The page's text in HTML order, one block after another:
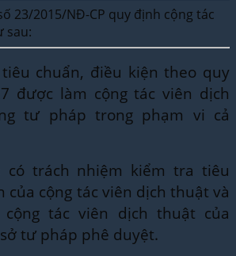
23/2015/NĐ-CP quy định cộng tác
sau:
chuẩn, điều kiện theo quy
được làm cộng tác viên dịch
tư pháp trong phạm vi cả
có trách nhiệm kiểm tra tiêu
của cộng tác viên dịch thuật và
tác viên dịch thuật của
tư pháp phê duyệt.